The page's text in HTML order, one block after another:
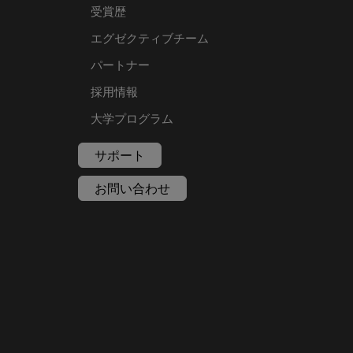
受賞歴
エグゼクティブチーム
パートナー
採用情報
大学プログラム
サポート
お問い合わせ